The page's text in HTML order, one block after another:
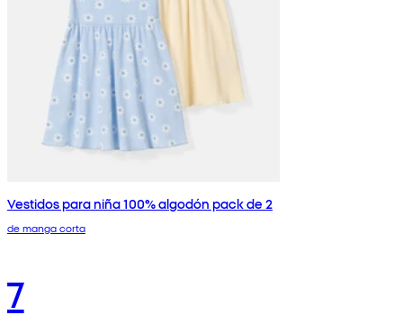
Vestidos para niña 100% algodón pack de 2
de manga corta
7